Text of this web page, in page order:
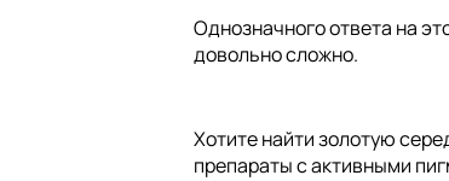
Однозначного ответа на
довольно сложно.
Хотите найти золотую
препараты с активными